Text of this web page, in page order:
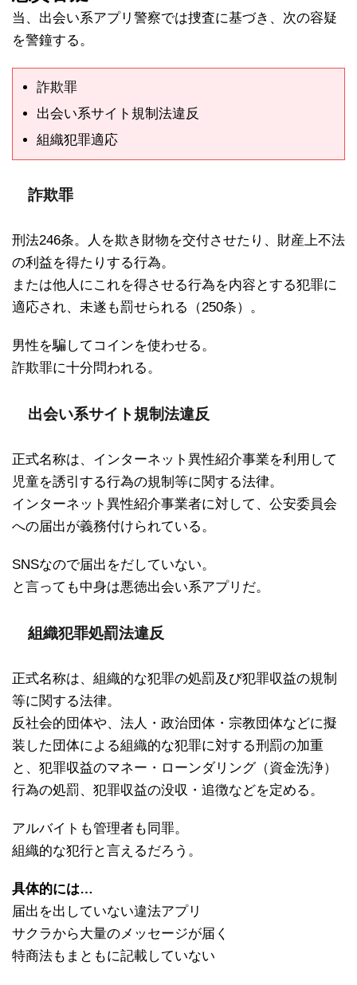
当、出会い系アプリ警察では捜査に基づき、次の容疑
を警鐘する。
詐欺罪
出会い系サイト規制法違反
組織犯罪適応
詐欺罪
刑法246条。人を欺き財物を交付させたり、財産上不法
の利益を得たりする行為。
または他人にこれを得させる行為を内容とする犯罪に
適応され、未遂も罰せられる（250条）。
男性を騙してコインを使わせる。
詐欺罪に十分問われる。
出会い系サイト規制法違反
正式名称は、インターネット異性紹介事業を利用して
児童を誘引する行為の規制等に関する法律。
インターネット異性紹介事業者に対して、公安委員会
への届出が義務付けられている。
SNSなので届出をだしていない。
と言っても中身は悪徳出会い系アプリだ。
組織犯罪処罰法違反
正式名称は、組織的な犯罪の処罰及び犯罪収益の規制
等に関する法律。
反社会的団体や、法人・政治団体・宗教団体などに擬
装した団体による組織的な犯罪に対する刑罰の加重
と、犯罪収益のマネー・ローンダリング（資金洗浄）
行為の処罰、犯罪収益の没収・追徴などを定める。
アルバイトも管理者も同罪。
組織的な犯行と言えるだろう。
具体的には…
届出を出していない違法アプリ
サクラから大量のメッセージが届く
特商法もまともに記載していない